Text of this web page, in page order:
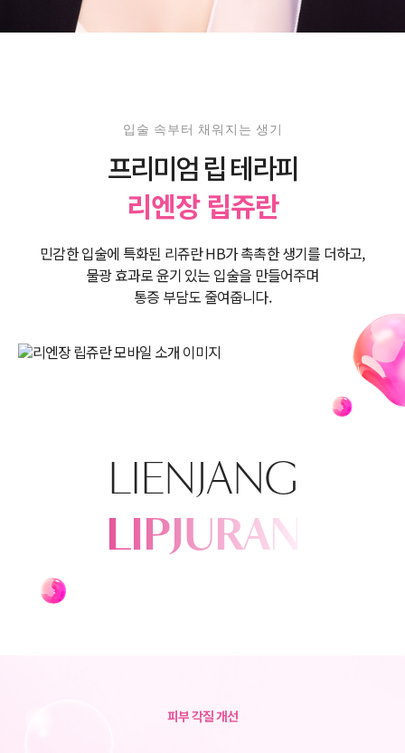
입술 속부터 채워지는 생기
프리미엄 립 테라피
리엔장 립쥬란
민감한 입술에 특화된 리쥬란 HB가 촉촉한 생기를 더하고,
물광 효과로 윤기 있는 입술을 만들어주며
통증 부담도 줄여줍니다.
LIENJANG
LIPJURAN
피부 각질 개선